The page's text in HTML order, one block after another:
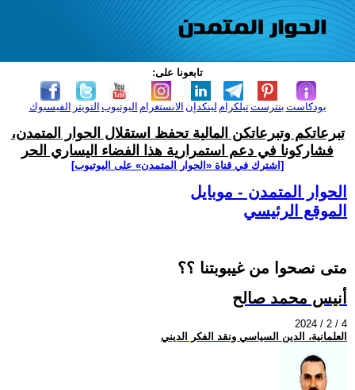
تابعونا على:
الفيسبوك التويتر اليوتيوب الانستغرام لينكدإن تيلكرامبنترست بودكاست
تبرعاتكم وتبرعاتكن المالية تحفظ استقلال الحوار المتمدن،
فشاركونا في دعم استمرارية هذا الفضاء اليساري الحر
[اشترك في قناة ‫«الحوار المتمدن» على اليوتيوب]
الحوار المتمدن - موبايل
الموقع الرئيسي
متى نصحوا من غيبوبتنا ؟؟
أنيس محمد صالح
2024 / 2 / 4
العلمانية، الدين السياسي ونقد الفكر الديني